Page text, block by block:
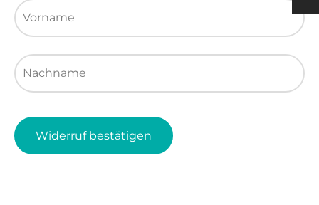
E-Mail (wiederholen)
Vorname
Nachname
Widerruf bestätigen
Men
& Supporters
Women